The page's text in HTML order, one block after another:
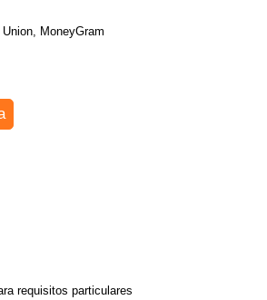
MoneyGram
requisitos particulares